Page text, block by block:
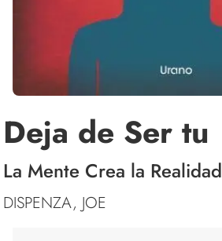
Deja de Ser tu
La Mente Crea la Realidad
DISPENZA, JOE